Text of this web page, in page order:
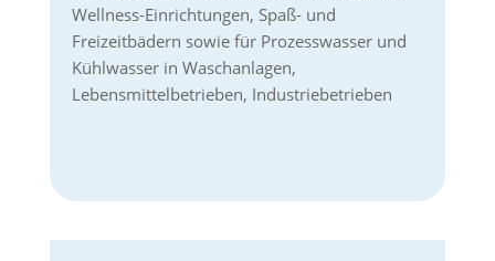
Wellness-Einrichtungen, Spaß- und
Freizeitbädern sowie für Prozesswasser und
Kühlwasser in Waschanlagen,
Lebensmittelbetrieben, Industriebetrieben